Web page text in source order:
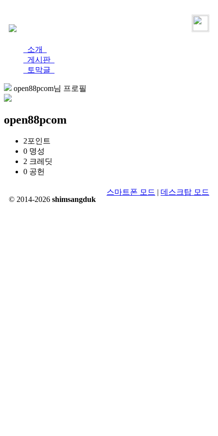
소개
게시판
토막글
open88pcom님 프로필
open88pcom
2포인트
0 명성
2 크레딧
0 공헌
© 2014-2026 shimsangduk
스마트폰 모드 | 데스크탑 모드